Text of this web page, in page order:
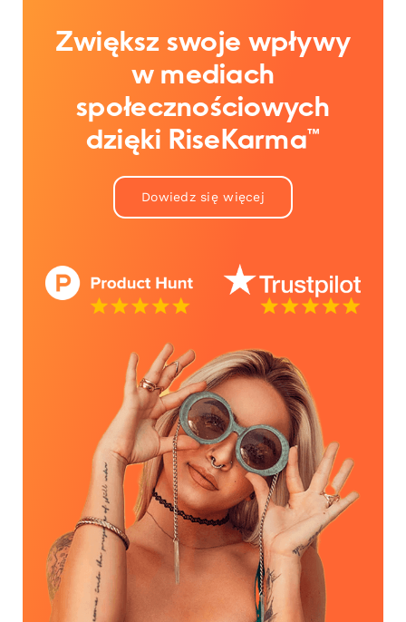
Zwiększ swoje wpływy
w mediach
społecznościowych
dzięki RiseKarma™
Dowiedz się więcej